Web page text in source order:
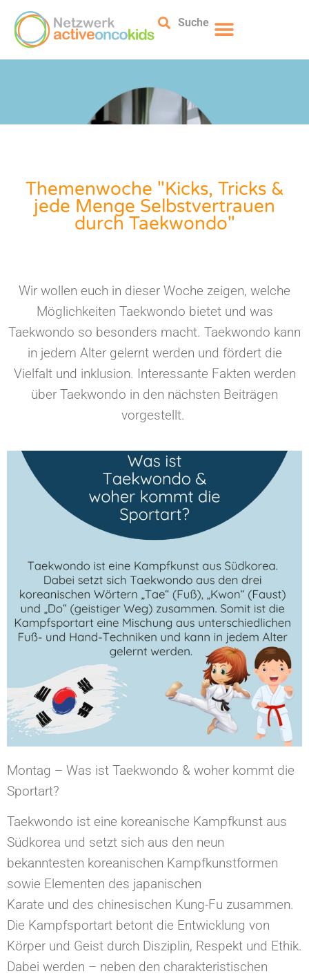
Suche
Themenwoche "Kicks, Tricks &
jede Menge Selbstvertrauen
durch Taekwondo"
Wir wollen euch in dieser Woche zeigen, welche
Möglichkeiten Taekwondo bietet und was
Taekwondo so besonders macht. Taekwondo kann
in jedem Alter gelernt werden und fördert die
Vielfalt und inklusion. Interessante Fakten werden
über Taekwondo in den nächsten Beiträgen
vorgestellt.
Montag – Was ist Taekwondo & woher kommt die
Sportart?
Taekwondo ist eine koreanische Kampfkunst aus
Südkorea und setzt sich aus den neun
bekanntesten koreanischen Kampfkunstformen
sowie Elementen des japanischen
Karate und des chinesischen Kung-Fu zusammen.
Die Kampfsportart betont die Entwicklung von
Körper und Geist durch Disziplin, Respekt und Ethik.
Dabei werden – neben den charakteristischen